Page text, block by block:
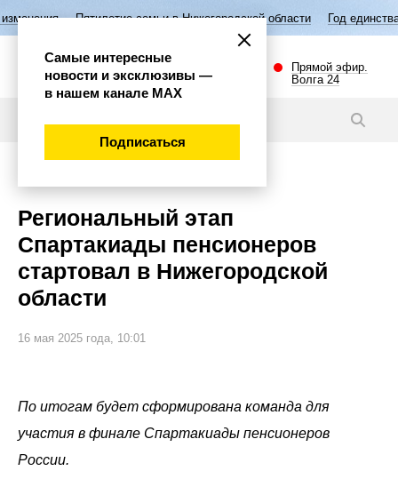
семьи в Нижегородской области Год единства народов
Прямой эфир.
Волга 24
Региональный этап
Спартакиады пенсионеров
стартовал в Нижегородской
области
16 мая 2025 года, 10:01
По итогам будет сформирована команда для
участия в финале Спартакиады пенсионеров
России.
Самые интересные
новости и эксклюзивы —
в нашем канале МАХ
Подписаться